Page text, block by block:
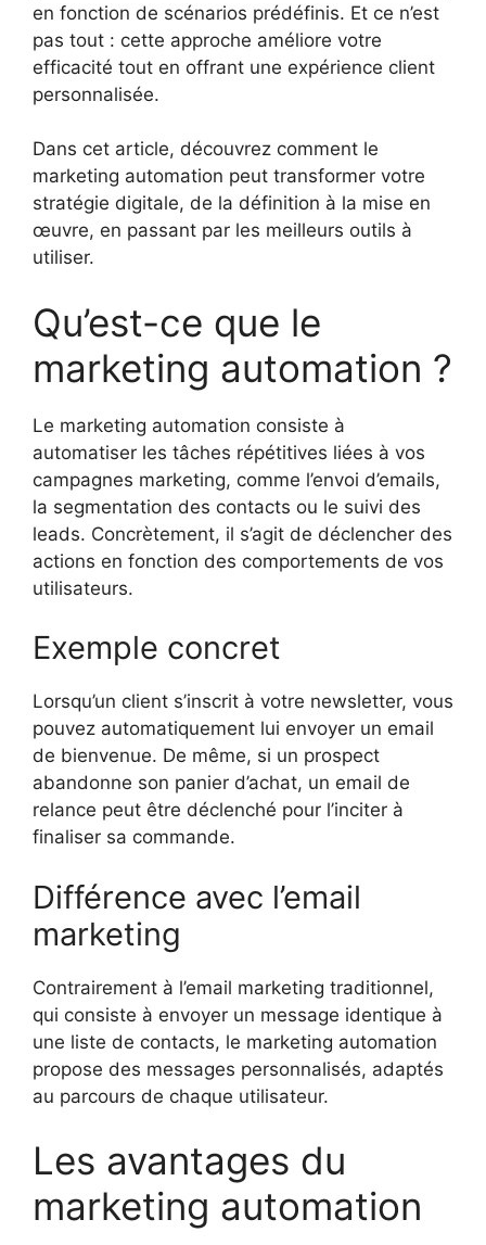
en fonction de scénarios prédéfinis. Et ce n’est
pas tout : cette approche améliore votre
efficacité tout en offrant une expérience client
personnalisée.
Dans cet article, découvrez comment le
marketing automation peut transformer votre
stratégie digitale, de la définition à la mise en
œuvre, en passant par les meilleurs outils à
utiliser.
Qu’est-ce que le
marketing automation ?
Le marketing automation consiste à
automatiser les tâches répétitives liées à vos
campagnes marketing, comme l’envoi d’emails,
la segmentation des contacts ou le suivi des
leads. Concrètement, il s’agit de déclencher des
actions en fonction des comportements de vos
utilisateurs.
Exemple concret
Lorsqu’un client s’inscrit à votre newsletter, vous
pouvez automatiquement lui envoyer un email
de bienvenue. De même, si un prospect
abandonne son panier d’achat, un email de
relance peut être déclenché pour l’inciter à
finaliser sa commande.
Différence avec l’email
marketing
Contrairement à l’email marketing traditionnel,
qui consiste à envoyer un message identique à
une liste de contacts, le marketing automation
propose des messages personnalisés, adaptés
au parcours de chaque utilisateur.
Les avantages du
marketing automation